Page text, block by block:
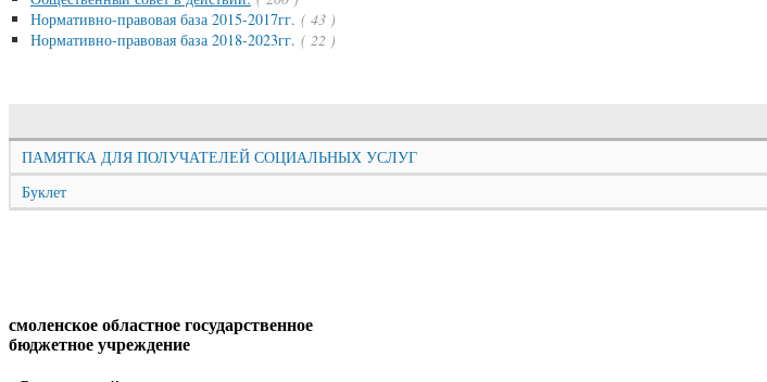
Нормативно-правовая база 2015-2017гг. ( 43 )
Нормативно-правовая база 2018-2023гг. ( 22 )
ПАМЯТКА ДЛЯ ПОЛУЧАТЕЛЕЙ СОЦИАЛЬНЫХ УСЛУГ
Буклет
смоленское областное государственное
бюджетное учреждение